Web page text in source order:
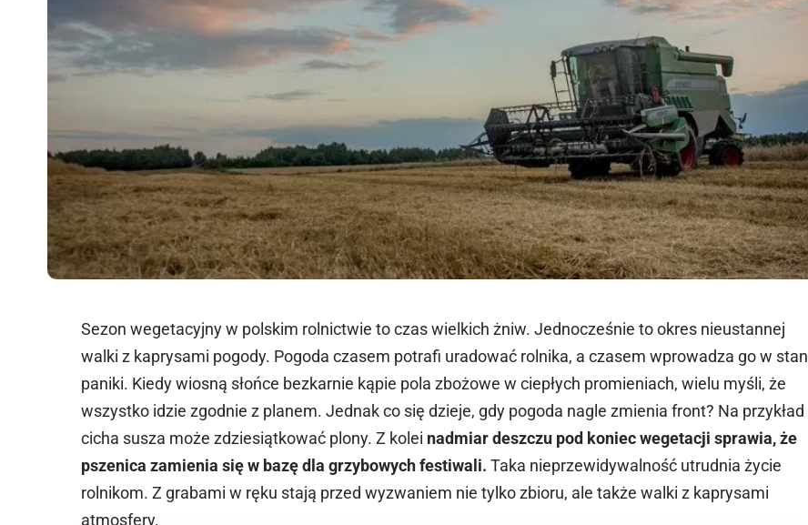
Sezon wegetacyjny w polskim rolnictwie to czas wielkich żniw. Jednocześnie to okres nieustannej
walki z kaprysami pogody. Pogoda czasem potrafi uradować rolnika, a czasem wprowadza go w stan
paniki. Kiedy wiosną słońce bezkarnie kąpie pola zbożowe w ciepłych promieniach, wielu myśli, że
wszystko idzie zgodnie z planem. Jednak co się dzieje, gdy pogoda nagle zmienia front? Na przykład
cicha susza może zdziesiątkować plony. Z kolei nadmiar deszczu pod koniec wegetacji sprawia, że
pszenica zamienia się w bazę dla grzybowych festiwali. Taka nieprzewidywalność utrudnia życie
rolnikom. Z grabami w ręku stają przed wyzwaniem nie tylko zbioru, ale także walki z kaprysami
atmosfery.